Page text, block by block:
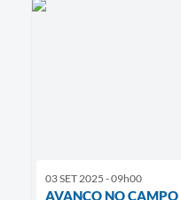
03 SET 2025 - 09h00
AVANÇO NO CAMPO